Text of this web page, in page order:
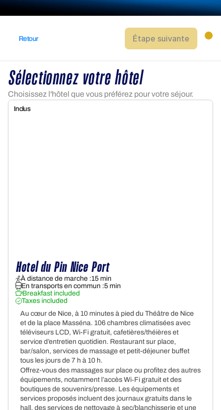
Étape suivante
Retour
Sélectionnez votre hôtel
Choisissez l'hôtel que vous préférez pour votre séjour.
Hotel du Pin Nice Port
Breakfast included
Taxes included
À distance de marche :15 min
En transports en commun :5 min
Au cœur de Nice, à 10 minutes à pied du Théâtre de Nice
et de la place Masséna. 106 chambres climatisées avec
téléviseurs LCD, Wi-Fi gratuit, cafetières/théières et
service d’entretien quotidien. Restaurant sur place,
bar/salon, services de massage et petit-déjeuner buffet
tous les jours de 7 h à 10 h.
Offrez-vous des massages sur place ou profitez des autres
équipements, notamment l’accès Wi‑Fi gratuit et des
boutiques de souvenirs/presse. Les équipements et
services proposés incluent des journaux gratuits dans le
hall, des services de nettoyage à sec/blanchisserie et une
Inclus